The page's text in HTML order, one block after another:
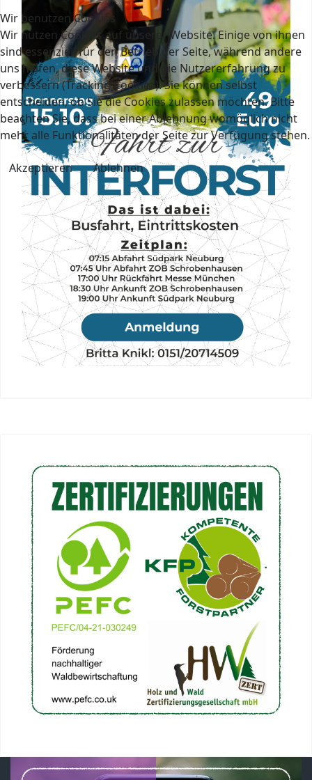
Wir benutzen Cookies
Wir nutzen Cookies auf unserer Website. Einige von ihnen
sind essenziell für den Betrieb der Seite, während andere
uns helfen, diese Website und die Nutzererfahrung zu
verbessern (Tracking Cookies). Sie können selbst
entscheiden, ob Sie die Cookies zulassen möchten. Bitte
beachten Sie, dass bei einer Ablehnung womöglich nicht
mehr alle Funktionalitäten der Seite zur Verfügung stehen.
Akzeptieren Ablehnen